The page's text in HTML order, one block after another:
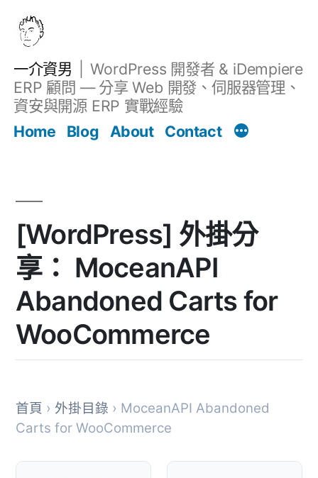
一介資男
WordPress 開發者 & iDempiere
ERP 顧問 — 分享 Web 開發、伺服器管理、
資安與開源 ERP 實戰經驗
Home
Blog About Contact
[WordPress] 外掛分
享： MoceanAPI
Abandoned Carts for
WooCommerce
首頁 › 外掛目錄 › MoceanAPI Abandoned
Carts for WooCommerce
文章